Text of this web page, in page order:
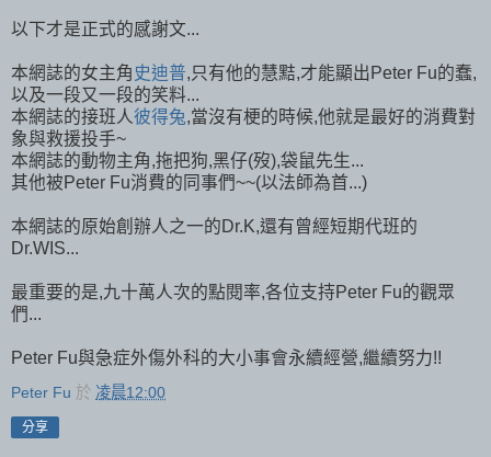
以下才是正式的感謝文...
本網誌的女主角 史迪普,只有他的慧黠,才能顯出Peter Fu的蠢,
以及一段又一段的笑料...
本網誌的接班人彼得兔,當沒有梗的時候,他就是最好的消費對
象與救援投手~
本網誌的動物主角,拖把狗,黑仔(歿),袋鼠先生...
其他被Peter Fu消費的同事們~~(以法師為首...)
本網誌的原始創辦人之一的Dr.K,還有曾經短期代班的
Dr.WIS...
最重要的是,九十萬人次的點閱率,各位支持Peter Fu的觀眾
們...
Peter Fu與急症外傷外科的大小事會永續經營,繼續努力!!
Peter Fu 於 凌晨12:00
分享